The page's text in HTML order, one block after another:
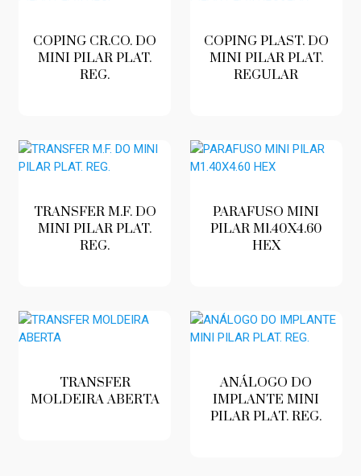
COPING CR.CO. DO
MINI PILAR PLAT.
REG.
COPING PLAST. DO
MINI PILAR PLAT.
REGULAR
TRANSFER M.F. DO
MINI PILAR PLAT.
REG.
PARAFUSO MINI
PILAR M1.40X4.60
HEX
TRANSFER
MOLDEIRA ABERTA
ANÁLOGO DO
IMPLANTE MINI
PILAR PLAT. REG.